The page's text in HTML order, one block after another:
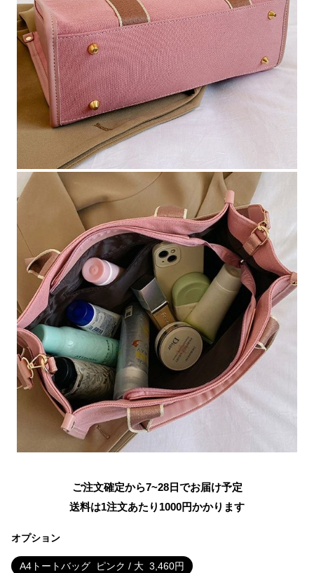
ご注文確定から7~28日でお届け予定
送料は1注文あたり 1000円かかります
オプション
A4トートバッグ ピンク / 大 3,460円